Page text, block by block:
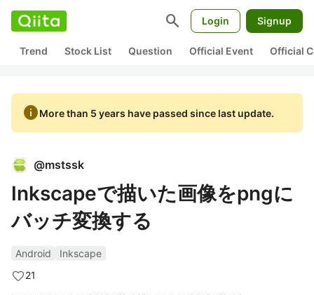
search Login Signup
Trend Stock List Question Official Event Official
infoMore than 5 years have passed since last update.
@mstssk
Inkscapeで描いた画像をpngに
バッチ変換する
Android
Inkscape
21